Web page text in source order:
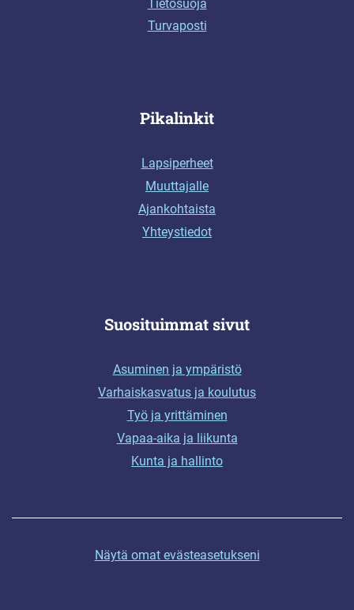
Tietosuoja
Turvaposti
Pikalinkit
Lapsiperheet
Muuttajalle
Ajankohtaista
Yhteystiedot
Suosituimmat sivut
Asuminen ja ympäristö
Varhaiskasvatus ja koulutus
Työ ja yrittäminen
Vapaa-aika ja liikunta
Kunta ja hallinto
Näytä omat evästeasetukseni